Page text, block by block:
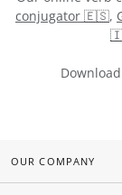
conjugator 🇪🇸,
OUR COMPANY